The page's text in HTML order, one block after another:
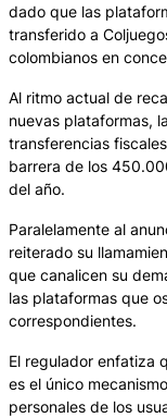
dado que las
transferido a
colombianos en
Al ritmo actual de
nuevas plataformas,
transferencias
barrera de los
del año.
Paralelamente al
reiterado su
que canalicen su
las plataformas que
correspondientes.
El regulador enfatiza
es el único
personales de los